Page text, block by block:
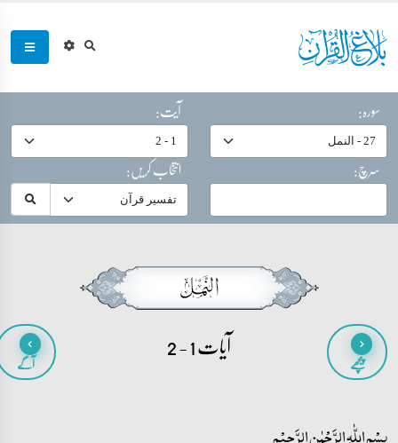
سورہ:
آیت:
سرچ:
انتخاب کریں:
پیچھے آیات 1 - 2 آگے